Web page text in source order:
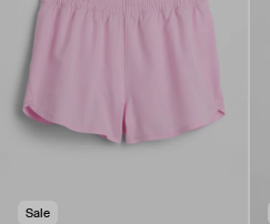
Sale